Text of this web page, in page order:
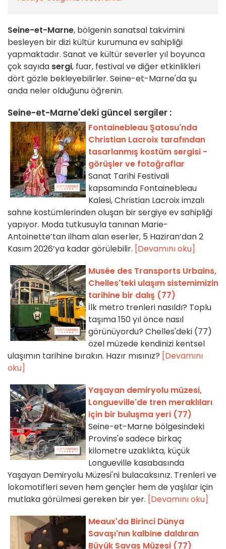
Seine-et-Marne, bölgenin sanatsal takvimini
besleyen bir dizi kültür kurumuna ev sahipliği
yapmaktadır. Sanat ve kültür severler yıl boyunca
çok sayıda sergi, fuar, festival ve diğer etkinlikleri
dört gözle bekleyebilirler. Seine-et-Marne'da şu
anda neler olduğunu öğrenin.
Seine-et-Marne'deki güncel sergiler :
Fontainebleau Şatosu'nda
Christian Lacroix tarafından
tasarlanmış kostüm sergisi -
görüşler ve fotoğraflar
Sanat Tarihi Festivali
kapsamında Fontainebleau
Kalesi, Christian Lacroix imzalı
sahne kostümlerinden oluşan bir sergiye ev sahipliği
yapıyor. Moda tutkusuyla tanınan Marie-
Antoinette’tan ilham alan eserler, 5 Haziran’dan 2
Kasım 2026’ya kadar görülebilir. [Devamını oku]
Musée des Transports Urbains,
Chelles'teki ulaşım sistemimizin
tarihine bir dalış (77)
İlk metro trenleri nasıldı? Toplu
taşıma 150 yıl önce nasıl
görünüyordu? Chelles'deki (77)
özel müzede kendinizi kentsel
ulaşımın tarihine bırakın. Hazır mısınız? [Devamını
oku]
Yaşayan demiryolu müzesi,
Longueville'de tren meraklıları
için bir buluşma yeri (77)
Seine-et-Marne bölgesindeki
Provins'e sadece birkaç
kilometre uzaklıkta, küçük
Longueville kasabasında
Yaşayan Demiryolu Müzesi'ni bulacaksınız. Trenleri ve
lokomotifleri seven hem gençler hem de yaşlılar için
mutlaka görülmesi gereken bir yer. [Devamını oku]
Meaux'da Birinci Dünya
Savaşı'nın kalbine daldıran
Büyük Savaş Müzesi (77)